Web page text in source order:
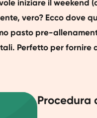
iniziare il weekend
vero? Ecco dove
pasto pre-
Perfetto per fornire
Procedura